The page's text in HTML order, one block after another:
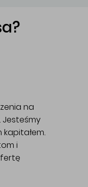
na
Jesteśmy
kapitałem.
i